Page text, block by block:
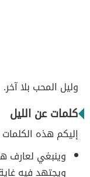
وليل المحب بلا آخر.
كلمات عن الليل
إليكم هذه الكلمات
وينبغي لعارف
ويجتهد فيه